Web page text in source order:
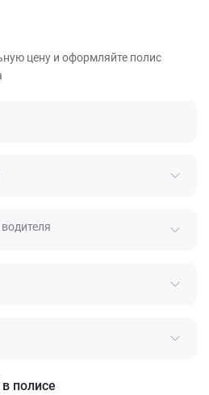
цену и оформляйте полис
полисе